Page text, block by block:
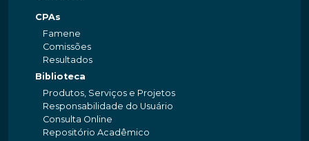
CPAs
Famene
Comissões
Resultados
Biblioteca
Produtos, Serviços e Projetos
Responsabilidade do Usuário
Consulta Online
Repositório Acadêmico